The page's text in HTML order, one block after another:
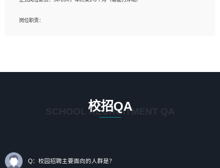
1、艺术设计类相关专业；（其中需求分析顾问不限专业）
岗位职责：
2. 熟悉 前端常用框架, 能独立完成设计给予的 UI 效果;
3. 有良好的代码习惯, 低级错误出现频率低;
7. 了解或熟悉 WebGL 及相关框架优先。
（岗位人员专职于行业应用解决方案、项目申报方案、投标方案的策划编写）
校招QA
SCHOOL RECRUITMENT QA
Q：校园招聘主要面向的人群是？